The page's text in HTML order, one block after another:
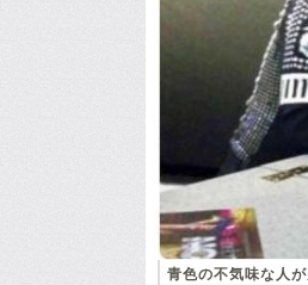
青色の不気味な人